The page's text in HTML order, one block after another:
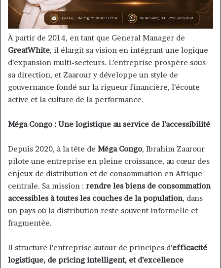
À partir de 2014, en tant que General Manager de
GreatWhite, il élargit sa vision en intégrant une logique
d’expansion multi-secteurs. L’entreprise prospère sous
sa direction, et Zaarour y développe un style de
gouvernance fondé sur la rigueur financière, l’écoute
active et la culture de la performance.
Méga Congo : Une logistique au service de l’accessibilité
Depuis 2020, à la tête de Méga Congo, Ibrahim Zaarour
pilote une entreprise en pleine croissance, au cœur des
enjeux de distribution et de consommation en Afrique
centrale. Sa mission : rendre les biens de consommation
accessibles à toutes les couches de la population, dans
un pays où la distribution reste souvent informelle et
fragmentée.
Il structure l’entreprise autour de principes d’efficacité
logistique, de pricing intelligent, et d’excellence